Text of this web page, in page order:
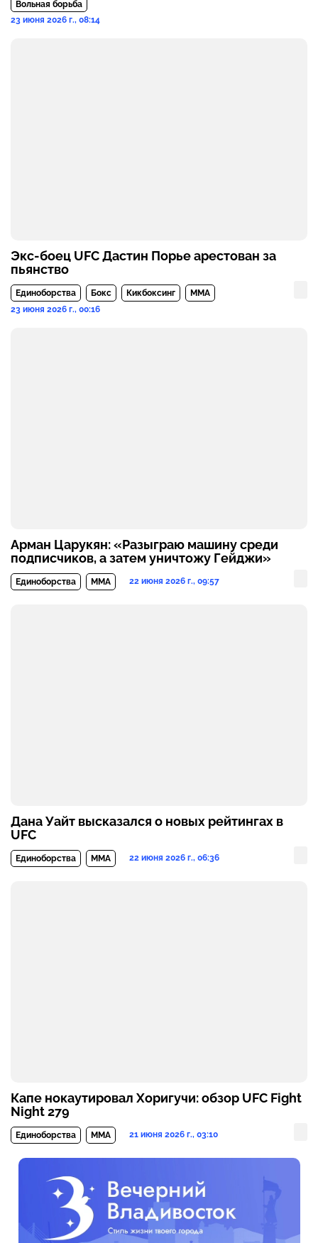
Вольная борьба
23 июня 2026 г., 08:14
Экс-боец UFC Дастин Порье арестован за
пьянство
Единоборства Бокс Кикбоксинг
MMA
23 июня 2026 г., 00:16
Арман Царукян: «Разыграю машину среди
подписчиков, а затем уничтожу Гейджи»
Единоборства MMA 22 июня 2026 г., 09:57
Дана Уайт высказался о новых рейтингах в
UFC
Единоборства MMA 22 июня 2026 г., 06:36
Капе нокаутировал Хоригучи: обзор UFC Fight
Night 279
Единоборства MMA 21 июня 2026 г., 03:10